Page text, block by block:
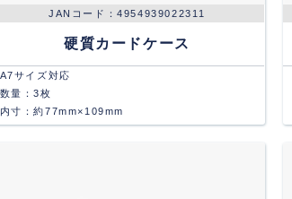
4954939022311
硬質カードケース
A7サイズ対応
数量：3枚
内寸：約77mm×109mm